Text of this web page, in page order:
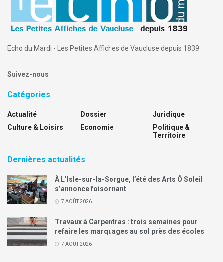
Echo du Mardi - Les Petites Affiches de Vaucluse depuis 1839
Suivez-nous
Catégories
Actualité
Culture & Loisirs
Dossier
Economie
Juridique
Politique &
Territoire
Dernières actualités
À L’Isle-sur-la-Sorgue, l’été des Arts Ô Soleil
s’annonce foisonnant
7 AOÛT 2026
Travaux à Carpentras : trois semaines pour
refaire les marquages au sol près des écoles
7 AOÛT 2026